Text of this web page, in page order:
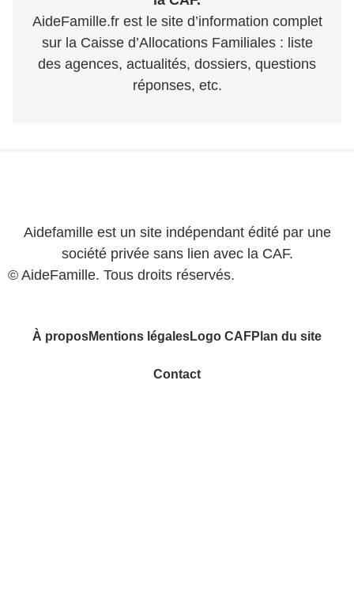
AideFamille.fr est le site d’information complet
sur la Caisse d’Allocations Familiales : liste
des agences, actualités, dossiers, questions
réponses, etc.
Aidefamille est un site indépendant édité par une
société privée sans lien avec la CAF.
© AideFamille. Tous droits réservés.
À proposMentions légalesLogo CAFPlan du site
Contact